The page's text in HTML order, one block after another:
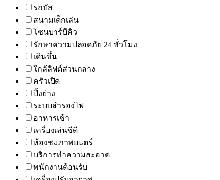
รถบัส
สนามเด็กเล่น
โซนบาร์บีคิว
รักษาความปลอดภัย 24 ชั่วโมง
เดินขึ้น
ใกล้ลิฟต์ส่วนกลาง
ครัวเปิด
ปิ้งย่าง
ระบบสำรองไฟ
อาหารเช้า
เครื่องเล่นซีดี
ห้องชมภาพยนตร์
บริการทำความสะอาด
พนักงานต้อนรับ